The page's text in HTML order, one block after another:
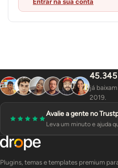
Entrar na sua conta
45.345
já
2019.
Avalie a gente no
Leva um minuto e ajuda
Plugins, temas e templates premium